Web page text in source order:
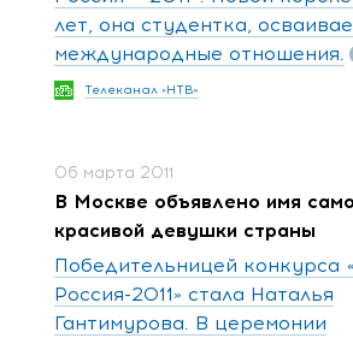
лет, она студентка,
международные отношения.
Телеканал «НТВ»
06 марта 2011
В Москве объявлено имя
красивой девушки страны
Победительницей конкурса
Россия-2011» стала Наталья
Гантимурова. В церемонии